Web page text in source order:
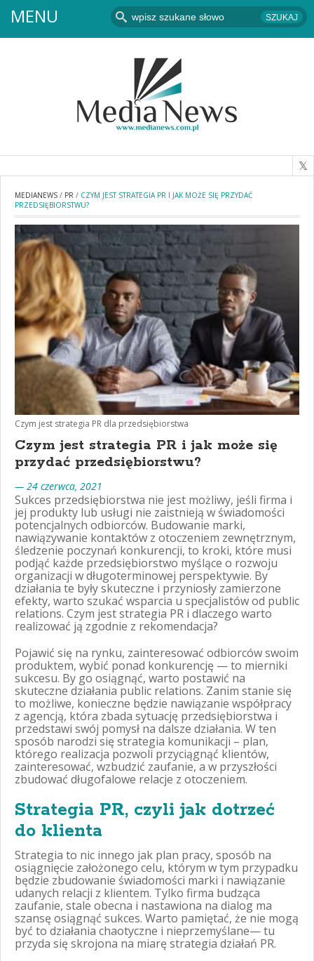
MENU
MEDIANEWS / PR / CZYM JEST STRATEGIA PR I JAK MOŻE SIĘ PRZYDAĆ
PRZEDSIĘBIORSTWU?
Czym jest strategia PR dla przedsiębiorstwa
Czym jest strategia PR i jak może się
przydać przedsiębiorstwu?
— 24 czerwca, 2021
Sukces przedsiębiorstwa nie jest możliwy, jeśli firma i
jej produkty lub usługi nie zaistnieją w świadomości
potencjalnych odbiorców. Budowanie marki,
nawiązywanie kontaktów z otoczeniem zewnętrznym,
śledzenie poczynań konkurencji, to kroki, które musi
podjąć każde przedsiębiorstwo myślące o rozwoju
organizacji w długoterminowej perspektywie. By
działania te były skuteczne i przyniosły zamierzone
efekty, warto szukać wsparcia u specjalistów od public
relations. Czym jest strategia PR i dlaczego warto
realizować ją zgodnie z rekomendacja?
Pojawić się na rynku, zainteresować odbiorców swoim
produktem, wybić ponad konkurencję — to mierniki
sukcesu. By go osiągnąć, warto postawić na
skuteczne działania public relations. Zanim stanie się
to możliwe, konieczne będzie nawiązanie współpracy
z agencją, która zbada sytuację przedsiębiorstwa i
przedstawi swój pomysł na dalsze działania. W ten
sposób narodzi się strategia komunikacji – plan,
którego realizacja pozwoli przyciągnąć klientów,
zainteresować, wzbudzić zaufanie, a w przyszłości
zbudować długofalowe relacje z otoczeniem.
Strategia PR, czyli jak dotrzeć
do klienta
Strategia to nic innego jak plan pracy, sposób na
osiągnięcie założonego celu, którym w tym przypadku
będzie zbudowanie świadomości marki i nawiązanie
udanych relacji z klientem. Tylko firma budząca
zaufanie, stale obecna i nastawiona na dialog ma
szansę osiągnąć sukces. Warto pamiętać, że nie mogą
być to działania chaotyczne i nieprzemyślane— tu
przyda się skrojona na miarę strategia działań PR.